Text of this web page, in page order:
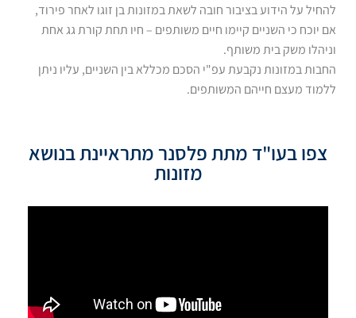
להחיל על הידוע בציבור חובה לשאת במזונות בן זוגו לאחר פירוד,
אם יוכח כי השניים קיימו חיים משותפים – חיו תחת קורת גג אחת
וניהלו משק בית משותף.
החבות במזונות נקבעת עפ"י הסכם מכללא בין השניים, עליו ניתן
ללמוד מעצם חייהם המשותפים.
צפו בעו"ד מתת פלסנר מתראיינת בנושא
מזונות